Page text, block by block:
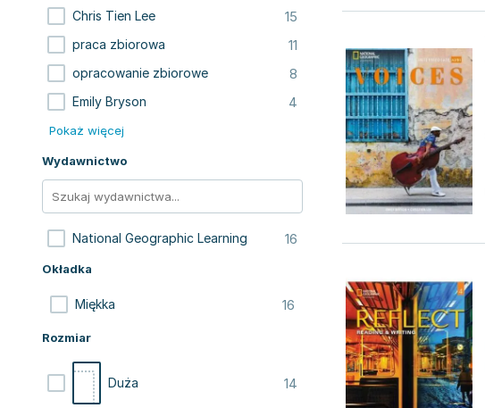
Chris Tien Lee 15
praca zbiorowa 11
opracowanie zbiorowe 8
Emily Bryson 4
Pokaż więcej
Wydawnictwo
National Geographic Learning 16
Okładka
Miękka 16
Rozmiar
Duża 14